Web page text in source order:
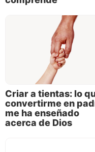
¿Acaso Dios no
Criar a tientas: lo
convertirme en
me ha enseñado
acerca de Dios